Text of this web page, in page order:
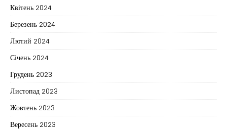
Квітень 2024
Березень 2024
Лютий 2024
Січень 2024
Грудень 2023
Листопад 2023
Жовтень 2023
Вересень 2023